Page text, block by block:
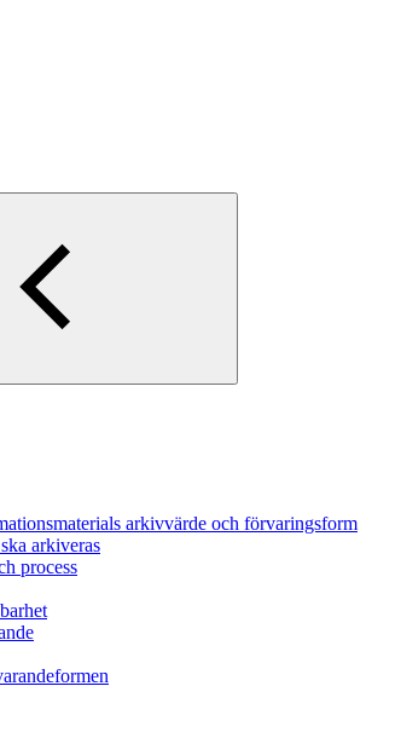
arkivvärde och förvaringsform
arkiveras
process